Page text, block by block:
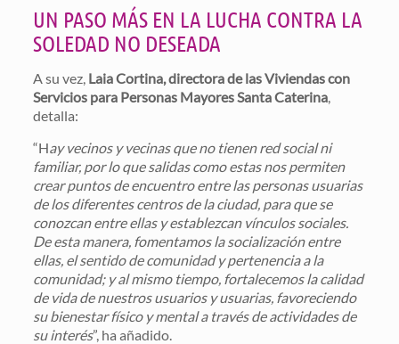
UN PASO MÁS EN LA LUCHA CONTRA LA
SOLEDAD NO DESEADA
A su vez, Laia Cortina, directora de las Viviendas con
Servicios para Personas Mayores Santa Caterina,
detalla:
“Hay vecinos y vecinas que no tienen red social ni
familiar, por lo que salidas como estas nos permiten
crear puntos de encuentro entre las personas usuarias
de los diferentes centros de la ciudad, para que se
conozcan entre ellas y establezcan vínculos sociales.
De esta manera, fomentamos la socialización entre
ellas, el sentido de comunidad y pertenencia a la
comunidad; y al mismo tiempo, fortalecemos la calidad
de vida de nuestros usuarios y usuarias, favoreciendo
su bienestar físico y mental a través de actividades de
su interés”, ha añadido.